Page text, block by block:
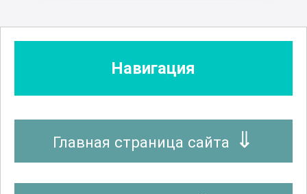
Навигация
Главная страница сайта